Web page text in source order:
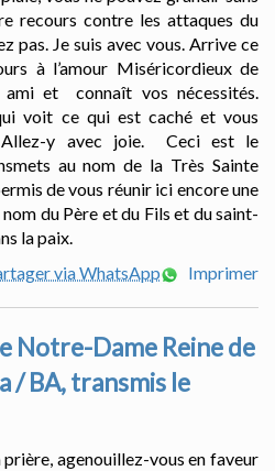
recours contre les attaques du
pas. Je suis avec vous. Arrive ce
à l’amour Miséricordieux de
et connaît vos nécessités.
voit ce qui est caché et vous
y avec joie. Ceci est le
au nom de la Très Sainte
de vous réunir ici encore une
du Père et du Fils et du saint-
la paix.
via WhatsApp
Imprimer
Notre-Dame Reine de
/ BA, transmis le
agenouillez-vous en faveur